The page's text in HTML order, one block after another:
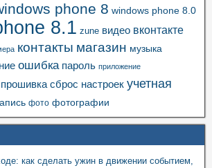
phone 8 windows phone 8.0
8.1 zune видео вконтакте
контакты магазин музыка
ошибка пароль приложение
прошивка сброс настроек учетная
фото фотографии
как сделать ужин в движении событием,